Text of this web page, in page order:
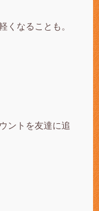
くなることも。
ントを友達に追